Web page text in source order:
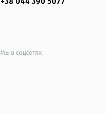
Мы в соцсетях: